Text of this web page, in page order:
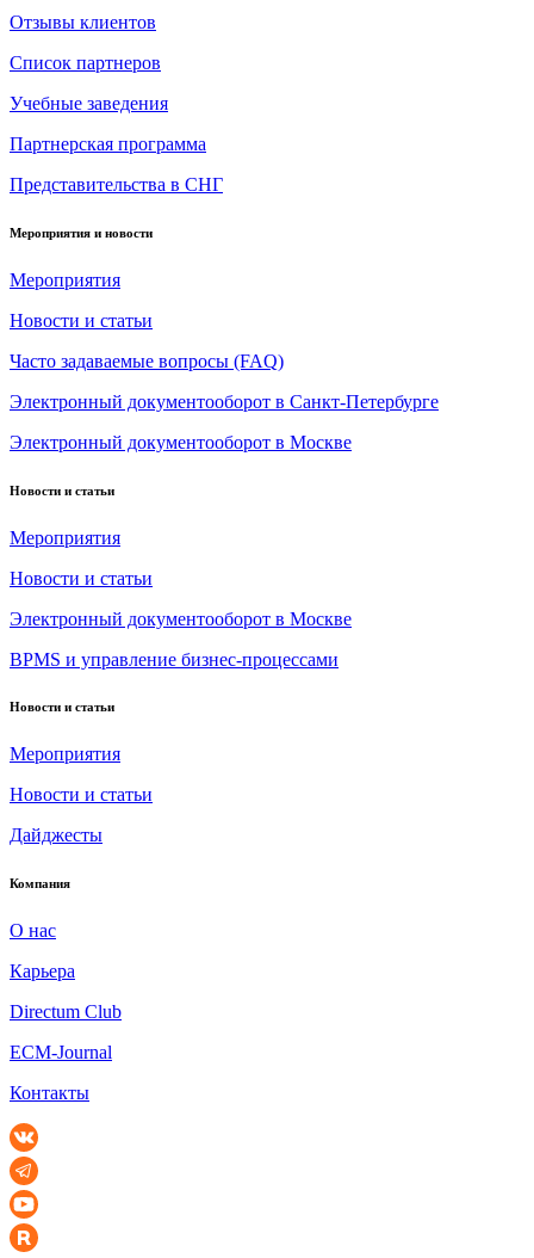
Отзывы клиентов
Список партнеров
Учебные заведения
Партнерская программа
Представительства в СНГ
Мероприятия и новости
Мероприятия
Новости и статьи
Часто задаваемые вопросы (FAQ)
Электронный документооборот в Санкт-Петербурге
Электронный документооборот в Москве
Новости и статьи
Мероприятия
Новости и статьи
Электронный документооборот в Москве
BPMS и управление бизнес-процессами
Новости и статьи
Мероприятия
Новости и статьи
Дайджесты
Компания
О нас
Карьера
Directum Club
ECM-Journal
Контакты